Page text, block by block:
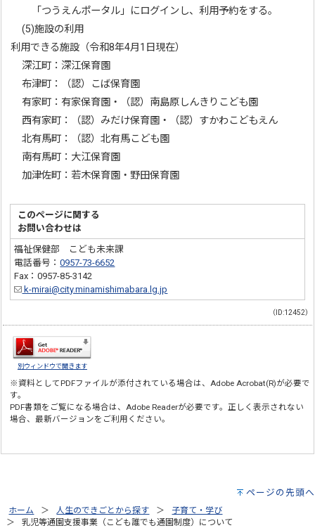
「つうえんポータル」にログインし、利用予約をする。
(5)施設の利用
利用できる施設（令和8年4月1日現在）
深江町：深江保育園
布津町：（認）こば保育園
有家町：有家保育園・（認）南島原しんきりこども園
西有家町：（認）みだけ保育園・（認）すかわこどもえん
北有馬町：（認）北有馬こども園
南有馬町：大江保育園
加津佐町：若木保育園・野田保育園
このページに関する
お問い合わせは
福祉保健部 こども未来課
電話番号：0957-73-6652
Fax：0957-85-3142
k-mirai@city.minamishimabara.lg.jp
（ID:12452）
別ウィンドウで開きます
※資料としてPDFファイルが添付されている場合は、Adobe Acrobat(R)が必要で
す。
PDF書類をご覧になる場合は、Adobe Readerが必要です。正しく表示されない
場合、最新バージョンをご利用ください。
ページの先頭へ
ホーム 人生のできごとから探す
子育て・学び
乳児等通園支援事業（こども誰でも通園制度）について